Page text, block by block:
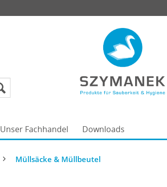
Unser Fachhandel Downloads
Müllsäcke & Müllbeutel